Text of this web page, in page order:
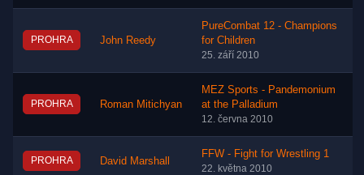
PROHRA John Reedy
PureCombat 12 - Champions
for Children
25. září 2010
PROHRA Roman Mitichyan
MEZ Sports - Pandemonium
at the Palladium
12. června 2010
PROHRA David Marshall
FFW - Fight for Wrestling 1
22. května 2010